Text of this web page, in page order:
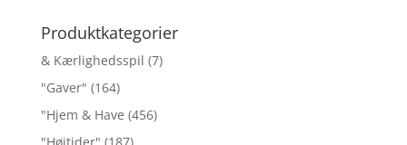
Produktkategorier
& Kærlighedsspil (7)
"Gaver" (164)
"Hjem & Have (456)